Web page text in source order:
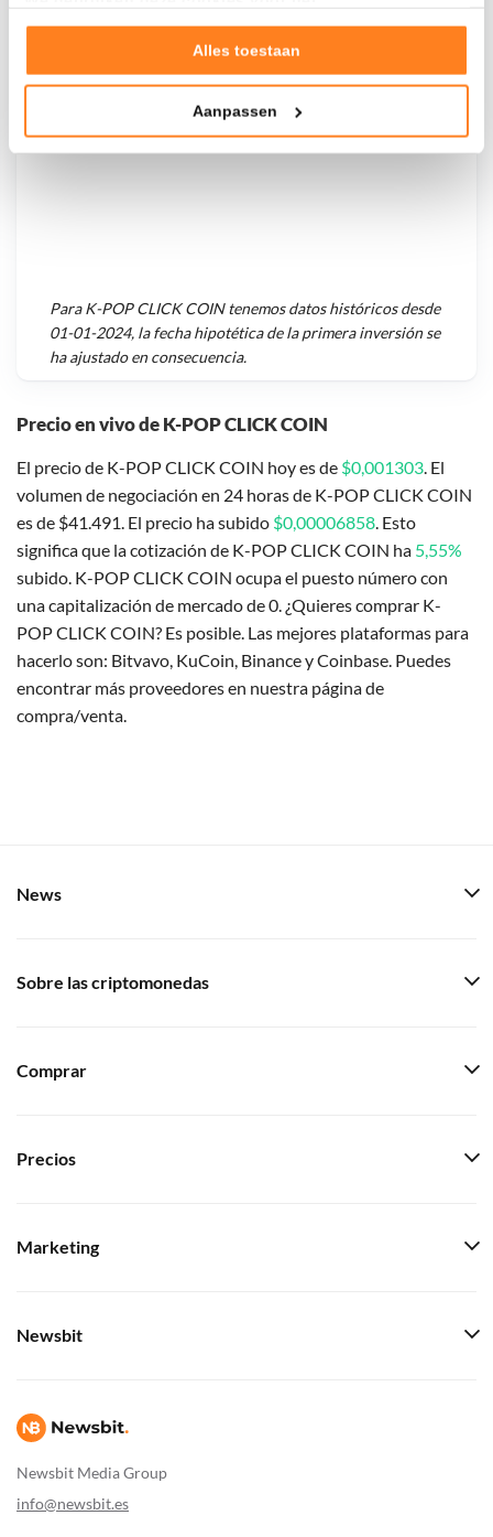
Goed laten functioneren van deze website
Verzamelen van gebruiksstatistieken
Tonen en meten van relevante advertenties
Klik hieronder om ons toestemming te geven om deze
Alles toestaan
Aanpassen
Precio en vivo de K-POP CLICK COIN
El precio de K-POP CLICK COIN hoy es de $0,001303. El
volumen de negociación en 24 horas de K-POP CLICK COIN
es de $41.491. El precio ha subido $0,00006858. Esto
significa que la cotización de K-POP CLICK COIN ha 5,55%
subido. K-POP CLICK COIN ocupa el puesto número con
una capitalización de mercado de 0. ¿Quieres comprar K-
POP CLICK COIN? Es posible. Las mejores plataformas para
hacerlo son: Bitvavo, KuCoin, Binance y Coinbase. Puedes
encontrar más proveedores en nuestra página de
compra/venta.
$3.387,81
ParaK-POP CLICK COINtenemos datos históricos desde
01-01-2024, la fecha hipotética de la primera inversión se
ha ajustado en consecuencia.
Newsbit Media Group
info@newsbit.es
News
Sobre las criptomonedas
Comprar
Precios
Marketing
Newsbit